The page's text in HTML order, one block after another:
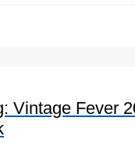
Vintage Fever